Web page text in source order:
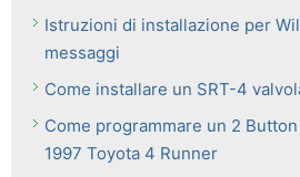
Istruzioni di installazione per
messaggi
Come installare un SRT-4
Come programmare un 2
1997 Toyota 4 Runner